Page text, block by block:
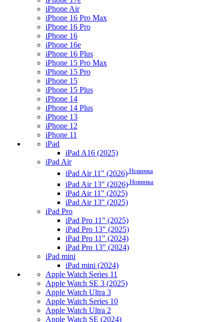
iPhone Air
iPhone 16 Pro Max
iPhone 16 Pro
iPhone 16
iPhone 16e
iPhone 16 Plus
iPhone 15 Pro Max
iPhone 15 Pro
iPhone 15
iPhone 15 Plus
iPhone 14
iPhone 14 Plus
iPhone 13
iPhone 12
iPhone 11
iPad
iPad A16 (2025)
iPad Air
iPad Air 11" (2026) Новинка
iPad Air 13" (2026) Новинка
iPad Air 11" (2025)
iPad Air 13" (2025)
iPad Pro
iPad Pro 11" (2025)
iPad Pro 13" (2025)
iPad Pro 11" (2024)
iPad Pro 13" (2024)
iPad mini
iPad mini (2024)
Apple Watch Series 11
Apple Watch SE 3 (2025)
Apple Watch Ultra 3
Apple Watch Series 10
Apple Watch Ultra 2
Apple Watch SE (2024)